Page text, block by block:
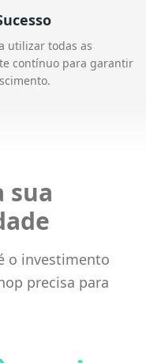
utilizar todas as
contínuo para garantir
sua
o investimento
precisa para